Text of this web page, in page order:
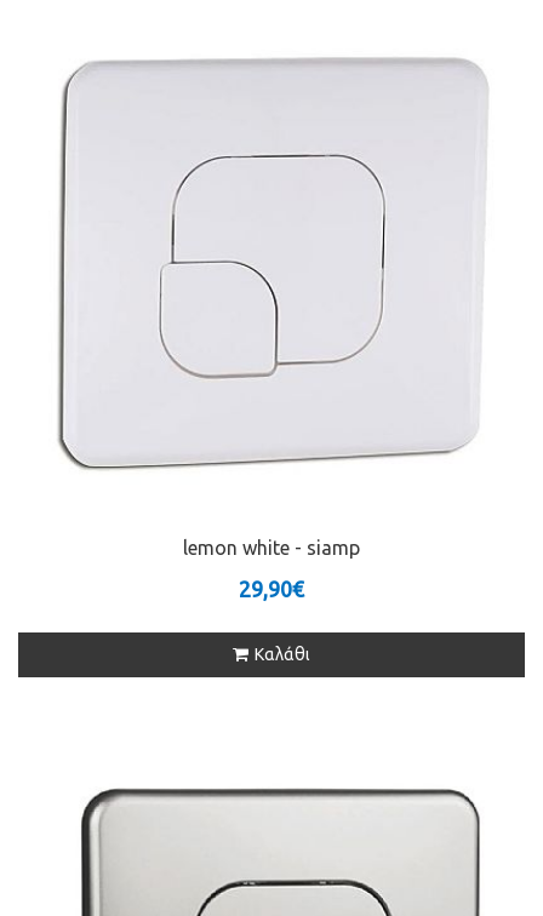
lemon white - siamp
29,90€
Καλάθι